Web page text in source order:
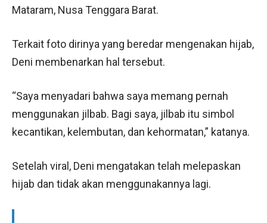
Mataram, Nusa Tenggara Barat.
Terkait foto dirinya yang beredar mengenakan hijab,
Deni membenarkan hal tersebut.
“Saya menyadari bahwa saya memang pernah
menggunakan jilbab. Bagi saya, jilbab itu simbol
kecantikan, kelembutan, dan kehormatan,” katanya.
Setelah viral, Deni mengatakan telah melepaskan
hijab dan tidak akan menggunakannya lagi.